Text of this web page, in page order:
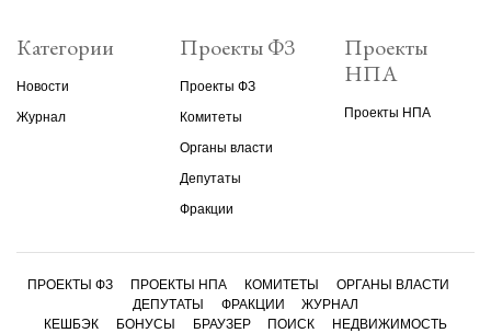
Категории
Новости
Журнал
Проекты ФЗ
Проекты ФЗ
Комитеты
Органы власти
Депутаты
Фракции
Проекты
НПА
Проекты НПА
ПРОЕКТЫ ФЗ ПРОЕКТЫ НПА КОМИТЕТЫ
ОРГАНЫ ВЛАСТИ
ДЕПУТАТЫ
ФРАКЦИИ
ЖУРНАЛ
КЕШБЭК
БОНУСЫ БРАУЗЕР ПОИСК НЕДВИЖИМОСТЬ